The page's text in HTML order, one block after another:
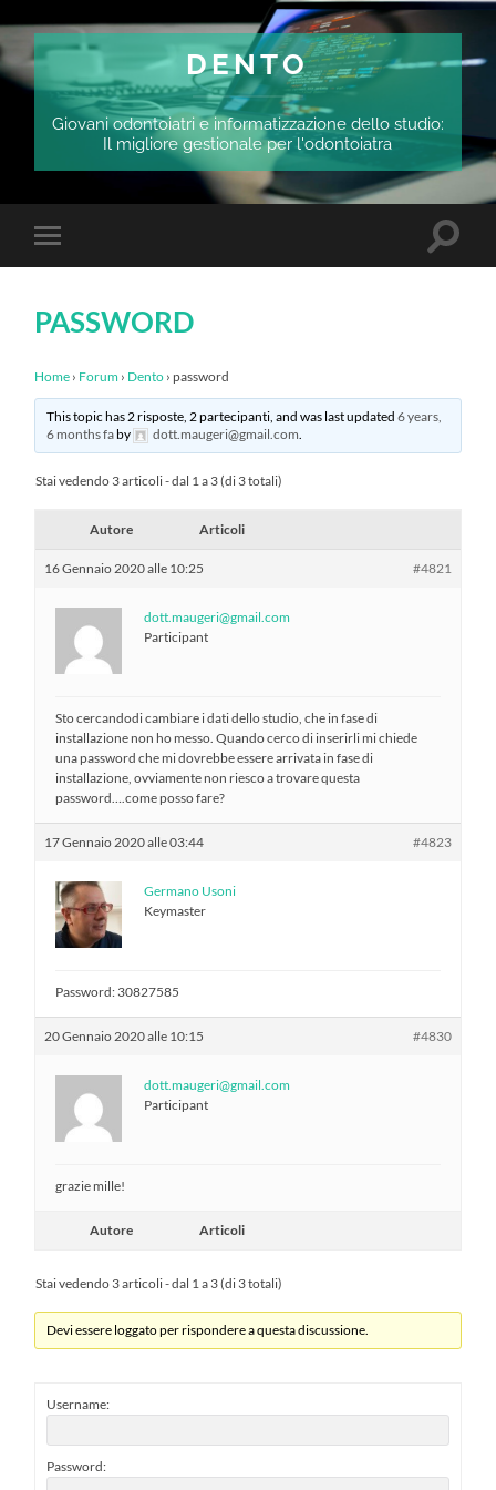
DENTO
Giovani odontoiatri e informatizzazione dello studio:
Il migliore gestionale per l'odontoiatra
Attiva/disattiva
il
dispositivi
PASSWORD
Home › Forum › Dento › password
This topic has 2 risposte, 2 partecipanti, and was last updated 6 years,
6 months faby dott.maugeri@gmail.com
Stai vedendo 3 articoli - dal 1 a 3 (di 3 totali)
Autore Articoli
16 Gennaio 2020 alle 10:25 #4821
dott.maugeri@gmail.com
Participant
Sto cercandodi cambiare i dati dello studio, che in fase di
installazione non ho messo. Quando cerco di inserirli mi chiede
una password che mi dovrebbe essere arrivata in fase di
installazione, ovviamente non riesco a trovare questa
password….come posso fare?
17 Gennaio 2020 alle 03:44 #4823
Germano Usoni
Keymaster
Password: 30827585
20 Gennaio 2020 alle 10:15 #4830
dott.maugeri@gmail.com
Participant
grazie mille!
Autore Articoli
Stai vedendo 3 articoli - dal 1 a 3 (di 3 totali)
Devi essere loggato per rispondere a questa discussione.
Username:
Password: